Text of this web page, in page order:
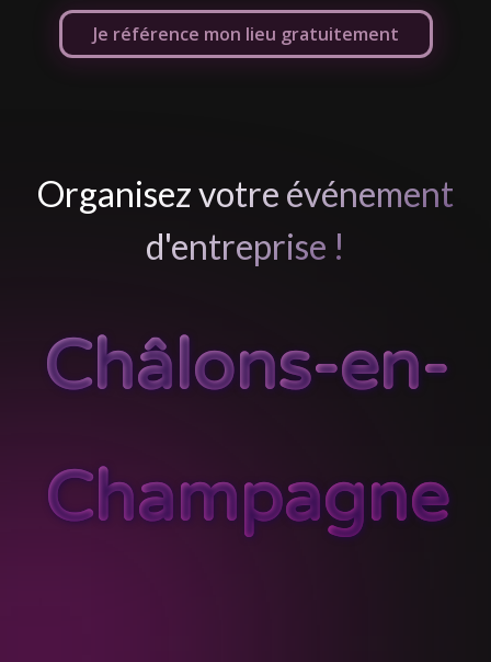
Je référence mon lieu gratuitement
Organisez votre événement
d'entreprise !
Châlons-en-
Champagne